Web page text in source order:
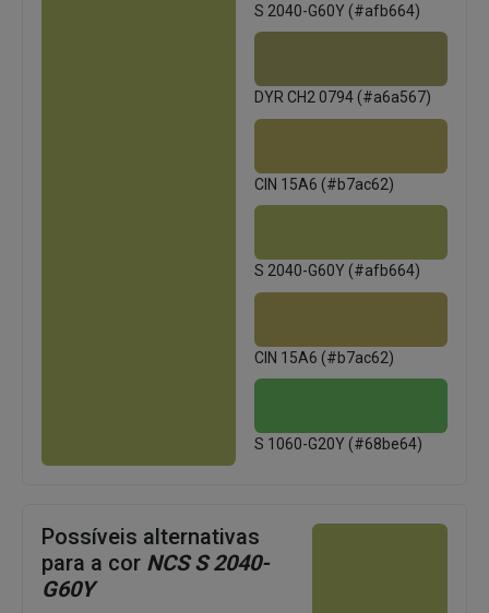
S 2040-G60Y (#afb664)
DYR CH2 0794 (#a6a567)
CIN 15A6 (#b7ac62)
S 2040-G60Y (#afb664)
CIN 15A6 (#b7ac62)
S 1060-G20Y (#68be64)
Possíveis alternativas
para a cor NCS S 2040-
G60Y